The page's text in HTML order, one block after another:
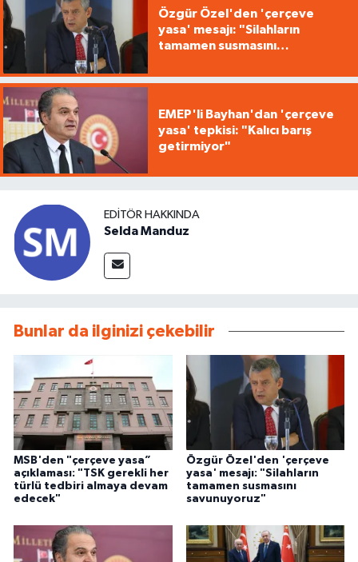
Özgür Özel'den 'çerçeve
yasa' mesajı: "Silahların
tamamen susmasını
EMEP'li Bayhan'dan 'çerçeve
yasa' tepkisi: "Kalıcı barış
getirmiyor"
EDITÖR HAKKINDA
Selda Manduz
Bunlar da ilginizi çekebilir
MSB'den "çerçeve yasa”
açıklaması: "TSK gerekli her
türlü tedbiri almaya devam
edecek"
Özgür Özel'den 'çerçeve
yasa' mesajı: "Silahların
tamamen susmasını
savunuyoruz"